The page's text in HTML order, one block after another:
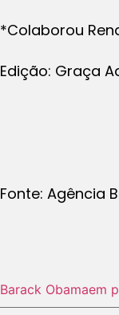
*Colaborou
Edição: Graça
Fonte: Agência
Barack Obamaem